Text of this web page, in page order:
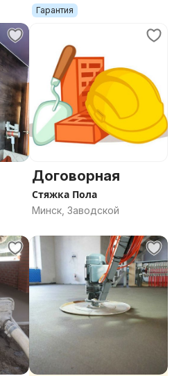
Гарантия
Договорная
Стяжка Пола
Минск, Заводской